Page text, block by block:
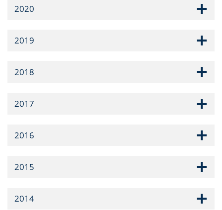
2020
2019
2018
2017
2016
2015
2014